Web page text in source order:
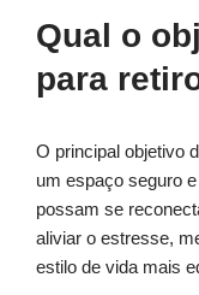
Qual o
para
O principal objetivo
um espaço seguro
possam se
aliviar o estresse,
estilo de vida mais